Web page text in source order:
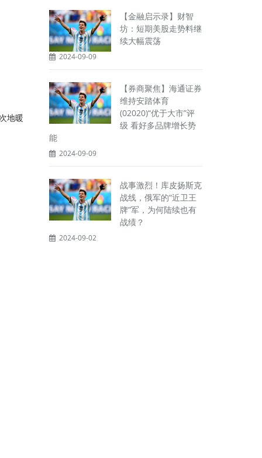
地暖
【金融启示录】财智
坊：短期美股走势料继
续大幅震荡
2024-09-09
【券商聚焦】海通证券
维持安踏体育
(02020)“优于大市”评
级 看好多品牌增长势
能
2024-09-09
战事激烈！库皮扬斯克
战线，俄军的“近卫王
牌”军，为何陆续也有
战绩？
2024-09-02